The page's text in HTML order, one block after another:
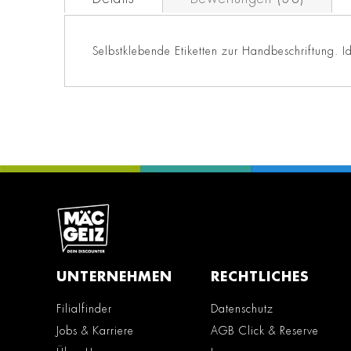
Selbstklebende Etiketten zur Handbeschriftung.
UNTERNEHMEN
Filialfinder
Jobs & Karriere
RECHTLICHES
Datenschutz
AGB Click & Reserve